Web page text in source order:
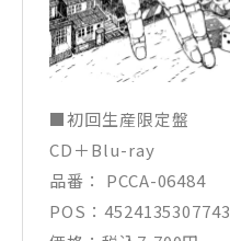
■初回生産限定盤
CD＋Blu-ray
品番： PCCA-06484
POS：4524135307743